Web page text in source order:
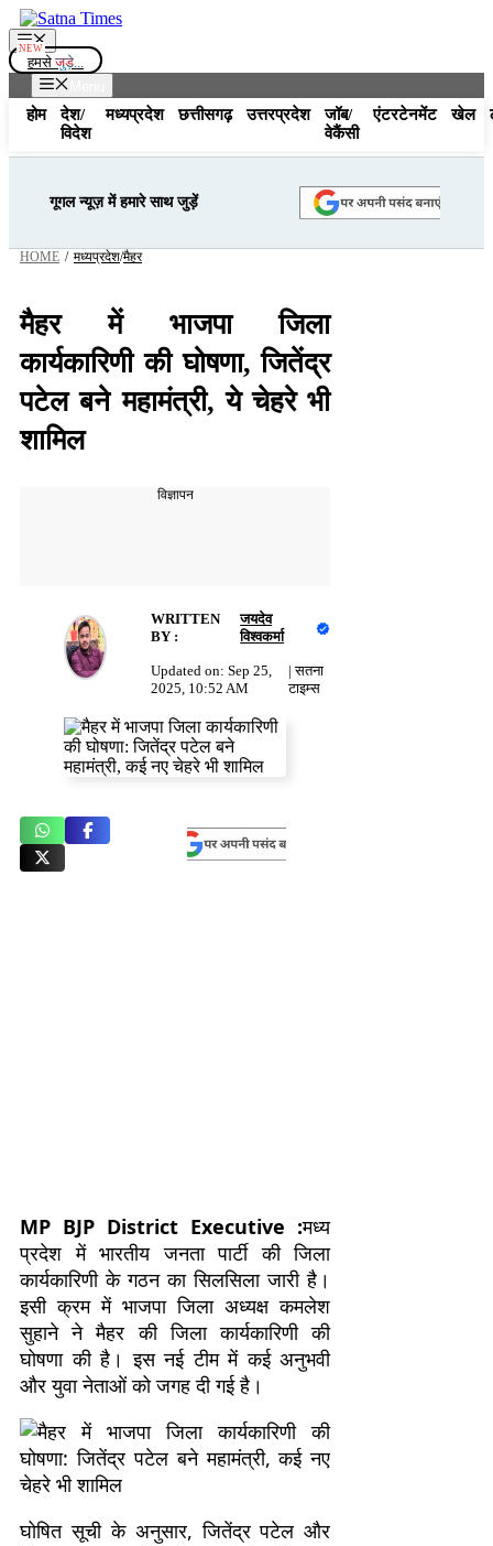
Skip
to
content
Menu
हमसे जुड़े...
होम
देश/
विदेश
मध्यप्रदेश छत्तीसगढ़ उत्तरप्रदेश
जॉब/
वेकैंसी
एंटरटेनमेंट खेल
गूगल न्यूज़ में हमारे साथ जुड़ें
HOME / मध्यप्रदेश/मैहर
मैहर में भाजपा जिला
कार्यकारिणी की घोषणा, जितेंद्र
पटेल बने महामंत्री, ये चेहरे भी
शामिल
विज्ञापन
WRITTEN
BY :
जयदेव
विश्वकर्मा
Updated on: Sep 25,
2025, 10:52 AM
|सतना
टाइम्स
MP BJP District Executive :मध्य
प्रदेश में भारतीय जनता पार्टी की जिला
कार्यकारिणी के गठन का सिलसिला जारी है।
इसी क्रम में भाजपा जिला अध्यक्ष कमलेश
सुहाने ने मैहर की जिला कार्यकारिणी की
घोषणा की है। इस नई टीम में कई अनुभवी
और युवा नेताओं को जगह दी गई है।
घोषित सूची के अनुसार, जितेंद्र पटेल और